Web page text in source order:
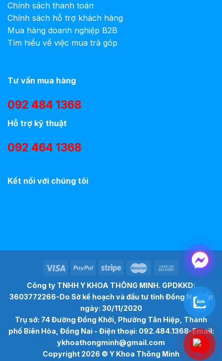
Chính sách thanh toán
Chính sách hỗ trợ khách hàng
Mua hàng doanh nghiệp B2B
Tìm hiểu về việc mua trả góp
Tư vấn mua hàng
092 484 1368
Hỗ trợ kỹ thuật
092 464 1368
Kết nối với chúng tôi
Công ty TNHH Y KHOA THÔNG MINH. GPDKKD:
3603772266-Do Sở kế hoạch và đầu tư tỉnh Đồng Nai cấp
ngày: 30/11/2020
Trụ sở: 74 Đường Đồng Khởi, Phường Tân Hiệp, Thành
phố Biên Hòa, Đồng Nai - Điện thoại: 092.484.1368-Email:
ykhoathongminh@gmail.com
Copyright 2026 © Y Khoa Thông Minh